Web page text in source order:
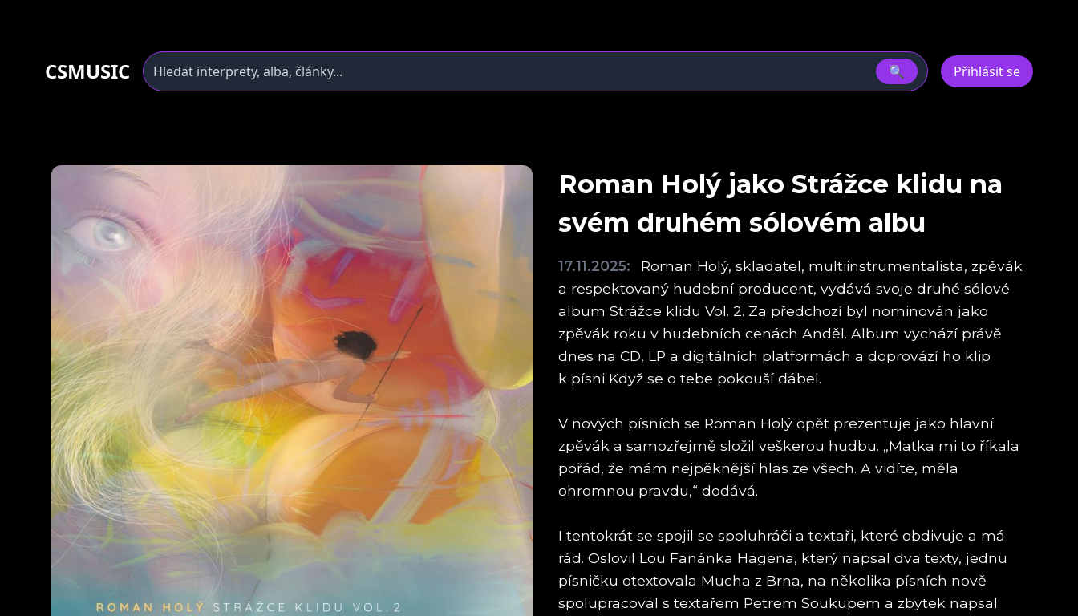
CSMUSIC 🔍 Přihlásit se
Roman Holý jako Strážce klidu na
svém druhém sólovém albu
17.11.2025:
Roman Holý, skladatel, multiinstrumentalista, zpěvák
a respektovaný hudební producent, vydává svoje druhé sólové
album Strážce klidu Vol. 2. Za předchozí byl nominován jako
zpěvák roku v hudebních cenách Anděl. Album vychází právě
dnes na CD, LP a digitálních platformách a doprovází ho klip
k písni Když se o tebe pokouší ďábel.
V nových písních se Roman Holý opět prezentuje jako hlavní
zpěvák a samozřejmě složil veškerou hudbu. „Matka mi to říkala
pořád, že mám nejpěknější hlas ze všech. A vidíte, měla
ohromnou pravdu,“ dodává.
I tentokrát se spojil se spoluhráči a textaři, které obdivuje a má
rád. Oslovil Lou Fanánka Hagena, který napsal dva texty, jednu
písničku otextovala Mucha z Brna, na několika písních nově
spolupracoval s textařem Petrem Soukupem a zbytek napsal